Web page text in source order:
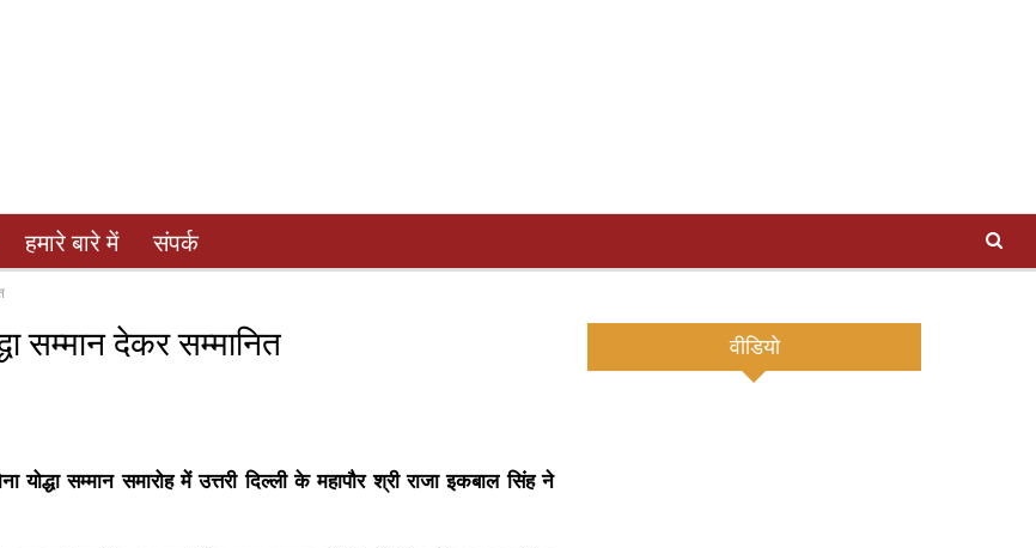
हमारे बारे में संपर्क
सम्मान देकर सम्मानित
सम्मान समारोह में उत्तरी दिल्ली के महापौर श्री राजा इकबाल सिंह ने
वीडियो